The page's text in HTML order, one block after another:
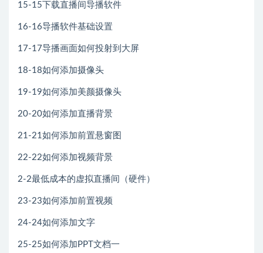
15-15下载直播间导播软件
16-16导播软件基础设置
17-17导播画面如何投射到大屏
18-18如何添加摄像头
19-19如何添加美颜摄像头
20-20如何添加直播背景
21-21如何添加前置悬窗图
22-22如何添加视频背景
2-2最低成本的虚拟直播间（硬件）
23-23如何添加前置视频
24-24如何添加文字
25-25如何添加PPT文档一